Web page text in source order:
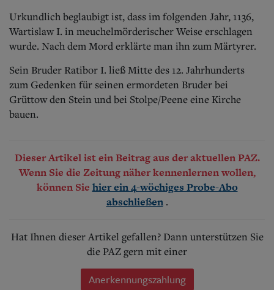
Urkundlich beglaubigt ist, dass im folgenden Jahr, 1136,
Wartislaw I. in meuchelmörderischer Weise erschlagen
wurde. Nach dem Mord erklärte man ihn zum Märtyrer.
Sein Bruder Ratibor I. ließ Mitte des 12. Jahrhunderts
zum Gedenken für seinen ermordeten Bruder bei
Grüttow den Stein und bei Stolpe/Peene eine Kirche
bauen.
Dieser Artikel ist ein Beitrag aus der aktuellen PAZ.
Wenn Sie die Zeitung näher kennenlernen wollen,
können Sie hier ein 4-wöchiges Probe-Abo
abschließen .
Hat Ihnen dieser Artikel gefallen? Dann unterstützen Sie
die PAZ gern mit einer
Anerkennungszahlung